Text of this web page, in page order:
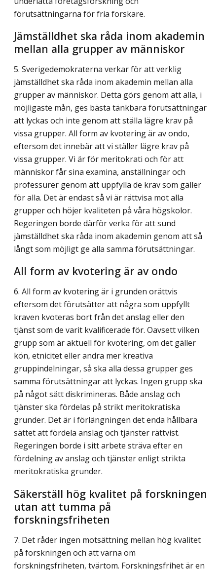
förutsättningarna för fria forskare.
Jämställdhet ska råda inom akademin
mellan alla grupper av människor
5. Sverigedemokraterna verkar för att verklig
jämställdhet ska råda inom akademin mellan alla
grupper av människor. Detta görs genom att alla, i
möjligaste mån, ges bästa tänkbara förutsättningar
att lyckas och inte genom att ställa lägre krav på
vissa grupper. All form av kvotering är av ondo,
eftersom det innebär att vi ställer lägre krav på
vissa grupper. Vi är för meritokrati och för att
människor får sina examina, anställningar och
professurer genom att uppfylla de krav som gäller
för alla. Det är endast så vi är rättvisa mot alla
grupper och höjer kvaliteten på våra högskolor.
Regeringen borde därför verka för att sund
jämställdhet ska råda inom akademin genom att så
långt som möjligt ge alla samma förutsättningar.
All form av kvotering är av ondo
6. All form av kvotering är i grunden orättvis
eftersom det förutsätter att några som uppfyllt
kraven kvoteras bort från det anslag eller den
tjänst som de varit kvalificerade för. Oavsett vilken
grupp som är aktuell för kvotering, om det gäller
kön, etnicitet eller andra mer kreativa
gruppindelningar, så ska alla dessa grupper ges
samma förutsätt­ningar att lyckas. Ingen grupp ska
på något sätt diskrimineras. Både anslag och
tjänster ska fördelas på strikt meritokratiska
grunder. Det är i förlängningen det enda hållbara
sättet att fördela anslag och tjänster rättvist.
Regeringen borde i sitt arbete sträva efter en
fördelning av anslag och tjänster enligt strikta
meritokratiska grunder.
Säkerställ hög kvalitet på forskningen
utan att tumma på
forskningsfriheten
7. Det råder ingen motsättning mellan hög kvalitet
på forskningen och att värna om
forskningsfriheten, tvärtom. Forskningsfrihet är en